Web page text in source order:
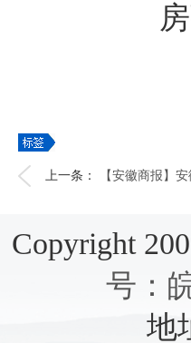
上一条： 【安徽商报】
Copyright
号：
地